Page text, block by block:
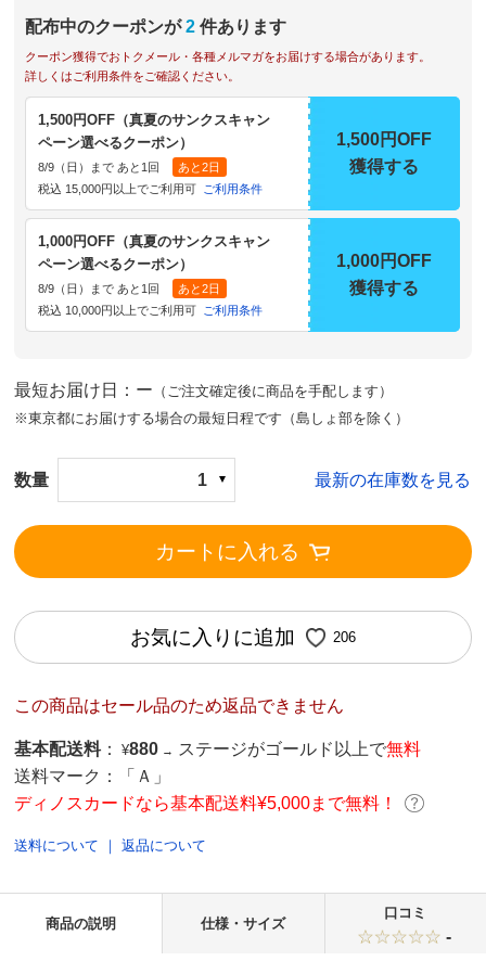
配布中のクーポンが 2 件あります
クーポン獲得でおトクメール・各種メルマガをお届けする場合があります。
詳しくはご利用条件をご確認ください。
1,500円OFF（真夏のサンクスキャン
ペーン選べるクーポン）
8/9（日）まで あと1回
あと2日
税込 15,000円以上でご利用可
ご利用条件
1,500円OFF
獲得する
1,000円OFF（真夏のサンクスキャン
ペーン選べるクーポン）
8/9（日）まで あと1回
あと2日
税込 10,000円以上でご利用可
ご利用条件
1,000円OFF
獲得する
最短お届け日：ー （ご注文確定後に商品を手配します）
※東京都にお届けする場合の最短日程です（島しょ部を除く）
数量 1 最新の在庫数を見る
カートに入れる
お気に入りに追加 206
この商品はセール品のため返品できません
基本配送料 ： ¥880 → ステージがゴールド以上で無料
送料マーク：
「Ａ」
ディノスカードなら基本配送料¥5,000まで無料！
送料について ｜返品について
商品の説明 仕様・サイズ
口コミ
-